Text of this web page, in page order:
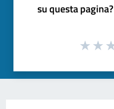
su questa pagina?